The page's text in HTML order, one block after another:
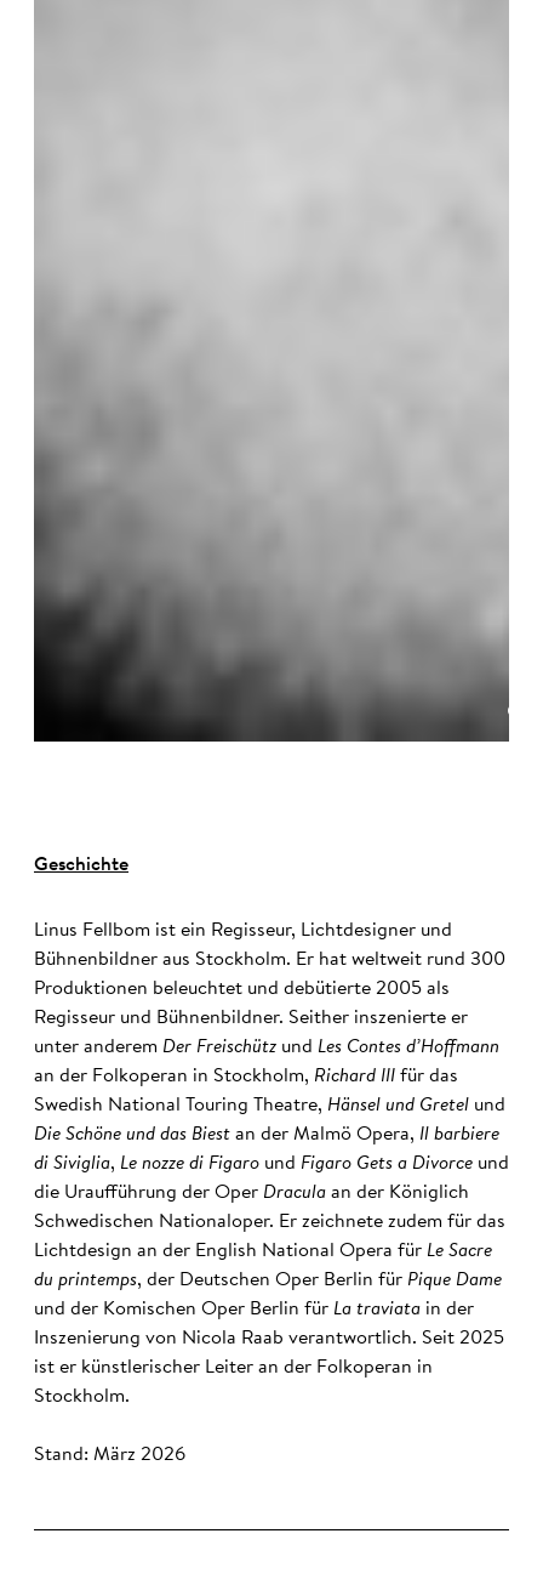
©
Geschichte
Linus Fellbom ist ein Regisseur, Lichtdesigner und
Bühnenbildner aus Stockholm. Er hat weltweit rund 300
Produktionen beleuchtet und debütierte 2005 als
Regisseur und Bühnenbildner. Seither inszenierte er
unter anderem Der Freischütz und Les Contes d’Hoffmann
an der Folkoperan in Stockholm, Richard III für das
Swedish National Touring Theatre, Hänsel und Gretel und
Die Schöne und das Biest an der Malmö Opera, Il barbiere
di Siviglia, Le nozze di Figaro und Figaro Gets a Divorce und
die Uraufführung der Oper Dracula an der Königlich
Schwedischen Nationaloper. Er zeichnete zudem für das
Lichtdesign an der English National Opera für Le Sacre
du printemps, der Deutschen Oper Berlin für Pique Dame
und der Komischen Oper Berlin für La traviata in der
Inszenierung von Nicola Raab verantwortlich. Seit 2025
ist er künstlerischer Leiter an der Folkoperan in
Stockholm.
Stand: März 2026